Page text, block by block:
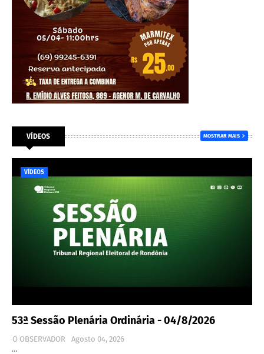
VÍDEOS MOSTRAR MAIS
VÍDEOS
53ª Sessão Plenária Ordinária - 04/8/2026
O OBSERVADOR
Agosto 04, 2026
…